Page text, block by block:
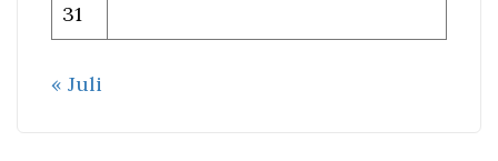
31
« Juli